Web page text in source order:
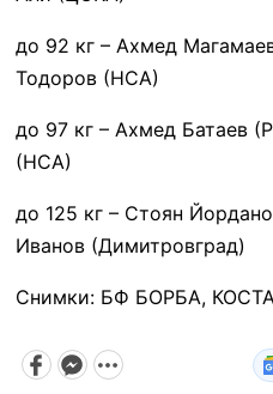
до 92 кг – Ахмед
Тодоров (НСА)
до 97 кг – Ахмед Батаев
(НСА)
до 125 кг – Стоян
Иванов (Димитровград)
Снимки: БФ БОРБА,